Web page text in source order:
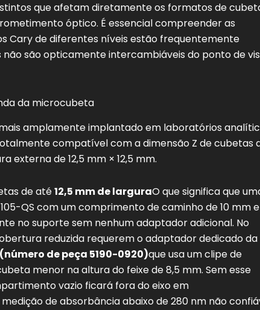
que afetam diretamente os formatos de
óptico. É essencial compreender as
Cary de diferentes níveis estão frequentemente
são opticamente intercambiáveis do ponto de
da microcubeta
amplamente implantado em laboratórios
compatível com a dimensão Z de cubetas
de 12,5 mm × 12,5 mm.
de até12,5 mm de larguraO que significa que
QS com um comprimento de caminho de 10 mm
no suporte sem nenhum adaptador adicional. No
reduzida requerem o adaptador dedicado da
de peça 5190-0920)que usa um clipe de
menor na altura do feixe de 8,5 mm. Sem esse
vazio ficará fora do eixo em
de absorbância abaixo de 280 nm não